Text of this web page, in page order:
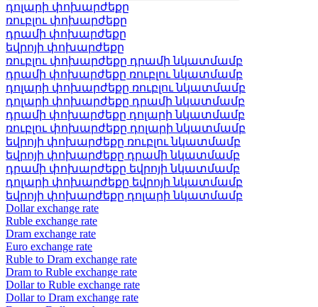
դոլարի փոխարժեքը
ռուբլու փոխարժեքը
դրամի փոխարժեքը
եվրոյի փոխարժեքը
ռուբլու փոխարժեքը դրամի նկատմամբ
դրամի փոխարժեքը ռուբլու նկատմամբ
դոլարի փոխարժեքը ռուբլու նկատմամբ
դոլարի փոխարժեքը դրամի նկատմամբ
դրամի փոխարժեքը դոլարի նկատմամբ
ռուբլու փոխարժեքը դոլարի նկատմամբ
եվրոյի փոխարժեքը ռուբլու նկատմամբ
եվրոյի փոխարժեքը դրամի նկատմամբ
դրամի փոխարժեքը եվրոյի նկատմամբ
դոլարի փոխարժեքը եվրոյի նկատմամբ
եվրոյի փոխարժեքը դոլարի նկատմամբ
Dollar exchange rate
Ruble exchange rate
Dram exchange rate
Euro exchange rate
Ruble to Dram exchange rate
Dram to Ruble exchange rate
Dollar to Ruble exchange rate
Dollar to Dram exchange rate